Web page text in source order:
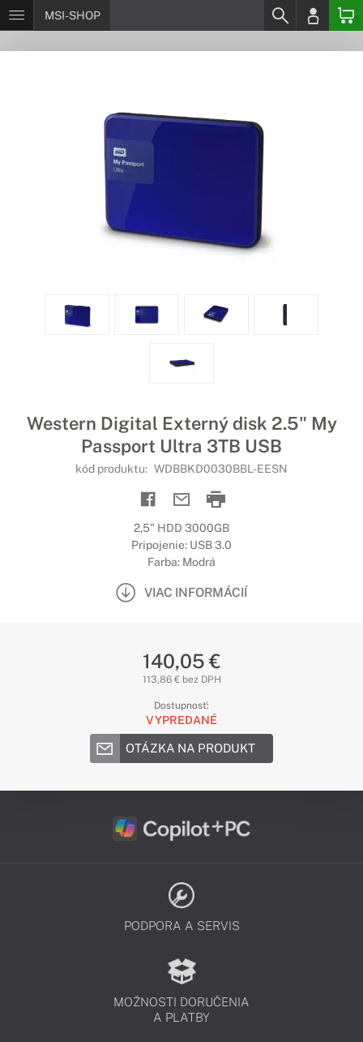
MSI-SHOP
Western Digital Externý disk 2.5" My
Passport Ultra 3TB USB
kód produktu: WDBBKD0030BBL-EESN
2,5" HDD 3000GB
Pripojenie: USB 3.0
Farba: Modrá
VIAC INFORMÁCIÍ
140,05 €
113,86 € bez DPH
Dostupnosť:
VYPREDANÉ
OTÁZKA NA PRODUKT
PODPORA A SERVIS
MOŽNOSTI DORUČENIA
A PLATBY